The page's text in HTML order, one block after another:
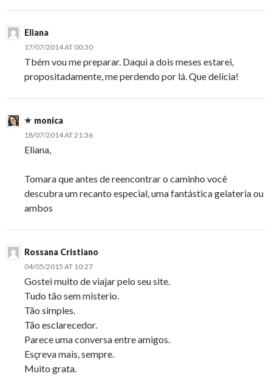
Eliana
17/07/2014 AT 00:30
Tbém vou me preparar. Daqui a dois meses estarei,
propositadamente, me perdendo por lá. Que delícia!
monica
18/07/2014 AT 21:36
Eliana,
Tomara que antes de reencontrar o caminho você
descubra um recanto especial, uma fantástica gelateria ou
ambos
Rossana Cristiano
04/05/2015 AT 10:27
Gostei muito de viajar pelo seu site.
Tudo tão sem misterio.
Tão simples.
Tão esclarecedor.
Parece uma conversa entre amigos.
Esçreva mais, sempre.
Muito grata.